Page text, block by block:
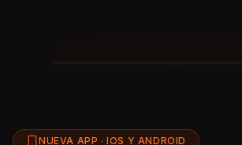
NUEVA APP · IOS Y ANDROID